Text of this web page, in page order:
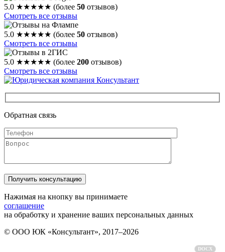
5.0 ★★★★★ (более 50 отзывов)
Смотреть все отзывы
5.0 ★★★★★ (более 50 отзывов)
Смотреть все отзывы
5.0 ★★★★★ (более 200 отзывов)
Смотреть все отзывы
Обратная связь
Нажимая на кнопку вы принимаете
соглашение
на обработку и хранение ваших персональных данных
© ООО ЮК «Консультант», 2017–2026
DOCX